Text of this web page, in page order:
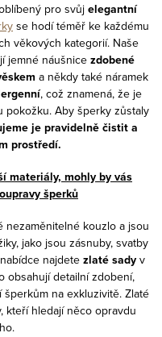
pro svůj elegantní
se hodí téměř ke každému
věkových kategorií. Naše
jemné náušnice zdobené
a někdy také náramek
, což znamená, že je
pokožku. Aby šperky zůstaly
je pravidelně čistit a
prostředí.
materiály, mohly by vás
šperků
nezaměnitelné kouzlo a jsou
jako jsou zásnuby, svatby
najdete zlaté sady v
obsahují detailní zdobení,
na exkluzivitě. Zlaté
kteří hledají něco opravdu